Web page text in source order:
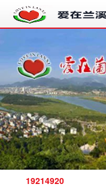
19214920